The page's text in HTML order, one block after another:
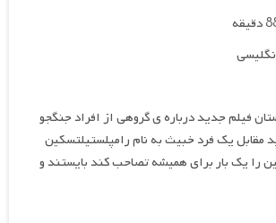
فیلم جدید درباره ی گروهی از افراد جنگجو
مقابل یک فرد خبیث به نام رامپلستیلتسکین
را یک بار برای همیشه تصاحب کند بایستند و